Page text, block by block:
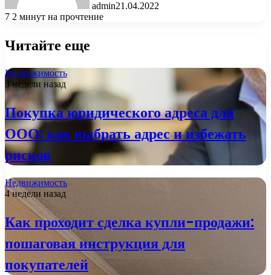
admin21.04.2022
7 2 минут на прочтение
Читайте еще
Недвижимость
3 недели назад
Покупка юридического адреса для
ООО: как выбрать адрес и избежать
рисков
Недвижимость
4 недели назад
Как проходит сделка купли-продажи:
пошаговая инструкция для
покупателей